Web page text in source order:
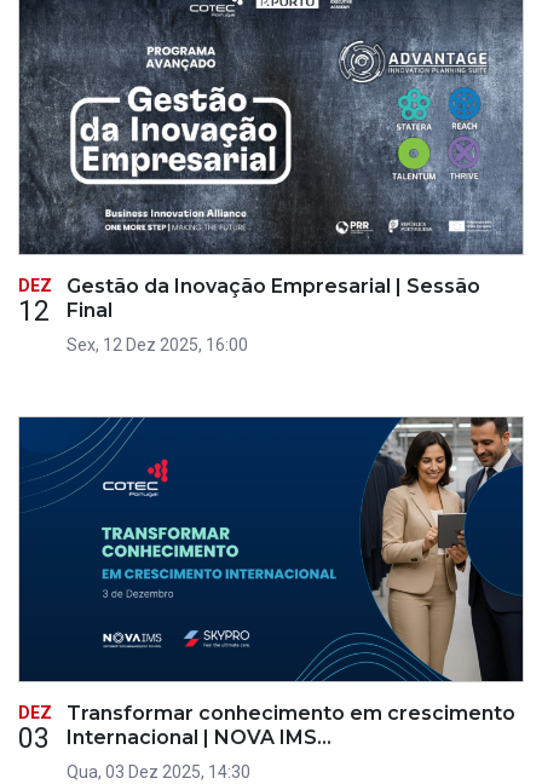
DEZ
12
Gestão da Inovação Empresarial | Sessão
Final
Sex, 12 Dez 2025, 16:00
DEZ
03
Transformar conhecimento em crescimento
Internacional | NOVA IMS…
Qua, 03 Dez 2025, 14:30